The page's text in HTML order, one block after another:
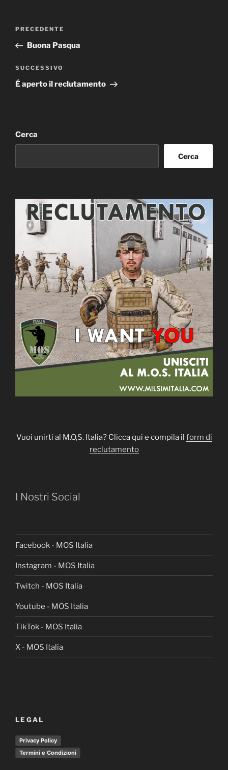
Navigazione
Articolo
precedente:
PRECEDENTE
Buona Pasqua
Articolo
successivo
SUCCESSIVO
É aperto il reclutamento
Cerca
Cerca
Vuoi unirti al M.O,S. Italia? Clicca qui e compila il form di
reclutamento
I Nostri Social
Facebook - MOS Italia
Instagram - MOS Italia
Twitch - MOS Italia
Youtube - MOS Italia
TikTok - MOS Italia
X - MOS Italia
LEGAL
Privacy Policy
Termini e Condizioni